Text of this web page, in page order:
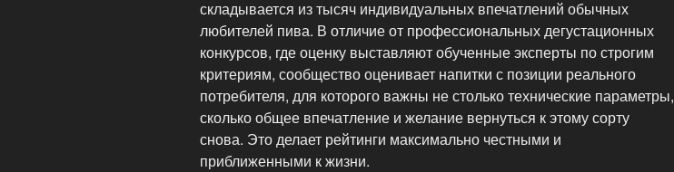
складывается из тысяч индивидуальных впечатлений обычных
любителей пива. В отличие от профессиональных дегустационных
конкурсов, где оценку выставляют обученные эксперты по строгим
критериям, сообщество оценивает напитки с позиции реального
потребителя, для которого важны не столько технические параметры,
сколько общее впечатление и желание вернуться к этому сорту
снова. Это делает рейтинги максимально честными и
приближенными к жизни.